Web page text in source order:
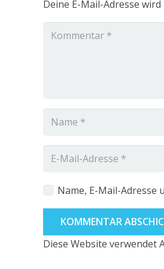
Deine E-Mail-Adresse
Name, E-Mail-Adresse
KOMMENTAR
Diese Website verwendet